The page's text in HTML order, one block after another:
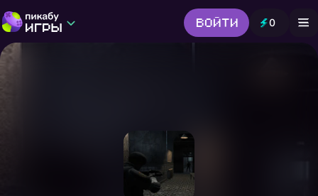
Войти 0
Выбор редакции